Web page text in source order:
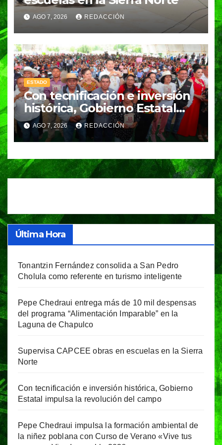
AGO 7, 2026 REDACCIÓN
ESTADO
Con tecnificación e inversión
histórica, Gobierno Estatal
impulsa la revolución del
campo
AGO 7, 2026 REDACCIÓN
Última Hora
Tonantzin Fernández consolida a San Pedro
Cholula como referente en turismo inteligente
Pepe Chedraui entrega más de 10 mil despensas
del programa “Alimentación Imparable” en la
Laguna de Chapulco
Supervisa CAPCEE obras en escuelas en la Sierra
Norte
Con tecnificación e inversión histórica, Gobierno
Estatal impulsa la revolución del campo
Pepe Chedraui impulsa la formación ambiental de
la niñez poblana con Curso de Verano «Vive tus